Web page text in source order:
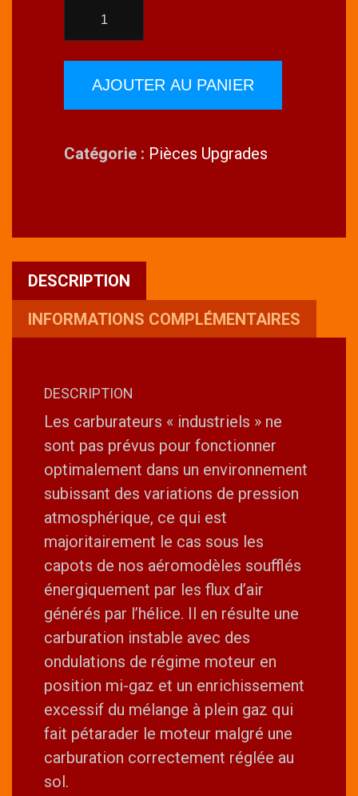
quantité
de
MMS
Capot
upgrade
carburateurs
AJOUTER AU PANIER
Catégorie : Pièces Upgrades
DESCRIPTION
INFORMATIONS COMPLÉMENTAIRES
DESCRIPTION
Les carburateurs « industriels » ne
sont pas prévus pour fonctionner
optimalement dans un environnement
subissant des variations de pression
atmosphérique, ce qui est
majoritairement le cas sous les
capots de nos aéromodèles soufflés
énergiquement par les flux d’air
générés par l’hélice. Il en résulte une
carburation instable avec des
ondulations de régime moteur en
position mi-gaz et un enrichissement
excessif du mélange à plein gaz qui
fait pétarader le moteur malgré une
carburation correctement réglée au
sol.